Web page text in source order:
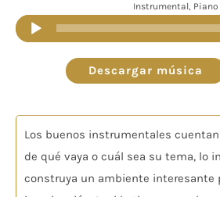
Instrumental, Piano
de
audio
Descargar música
Los buenos instrumentales
de qué vaya o cuál sea su tema, lo
construya un ambiente interesante